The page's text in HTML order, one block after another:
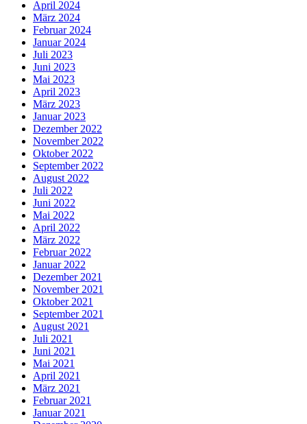
April 2024
März 2024
Februar 2024
Januar 2024
Juli 2023
Juni 2023
Mai 2023
April 2023
März 2023
Januar 2023
Dezember 2022
November 2022
Oktober 2022
September 2022
August 2022
Juli 2022
Juni 2022
Mai 2022
April 2022
März 2022
Februar 2022
Januar 2022
Dezember 2021
November 2021
Oktober 2021
September 2021
August 2021
Juli 2021
Juni 2021
Mai 2021
April 2021
März 2021
Februar 2021
Januar 2021